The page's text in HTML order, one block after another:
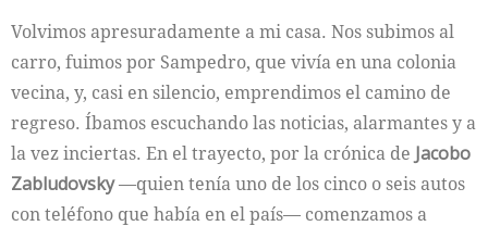
Volvimos apresuradamente a mi casa. Nos subimos al
carro, fuimos por Sampedro, que vivía en una colonia
vecina, y, casi en silencio, emprendimos el camino de
regreso. Íbamos escuchando las noticias, alarmantes y a
la vez inciertas. En el trayecto, por la crónica de Jacobo
Zabludovsky—quien tenía uno de los cinco o seis autos
con teléfono que había en el país— comenzamos a